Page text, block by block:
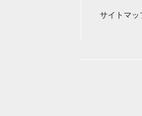
サイトマッ